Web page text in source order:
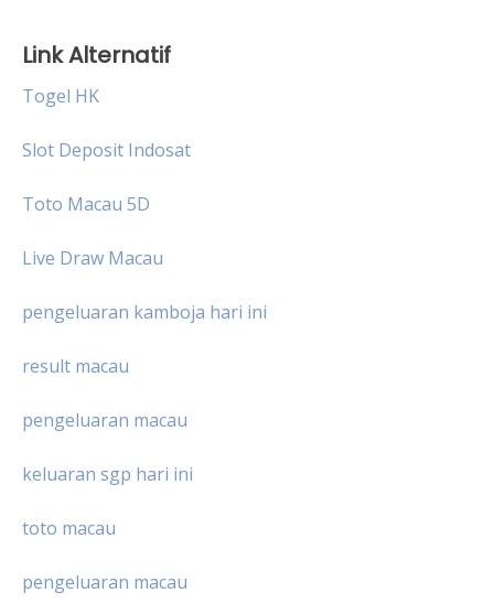
Link Alternatif
Togel HK
Slot Deposit Indosat
Toto Macau 5D
Live Draw Macau
pengeluaran kamboja hari ini
result macau
pengeluaran macau
keluaran sgp hari ini
toto macau
pengeluaran macau